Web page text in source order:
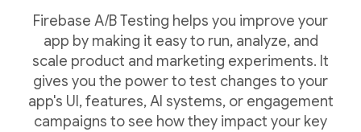
Firebase A/B Testing helps you improve your
app by making it easy to run, analyze, and
scale product and marketing experiments. It
gives you the power to test changes to your
app's UI, features, AI systems, or engagement
campaigns to see how they impact your key